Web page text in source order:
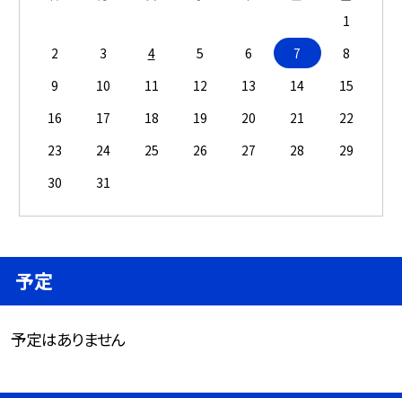
1
2
3 4 5 6 7
8
9
10 11 12 13 14
15
16
17 18 19 20 21
22
23
24 25 26 27 28
29
30
31
予定
予定はありません